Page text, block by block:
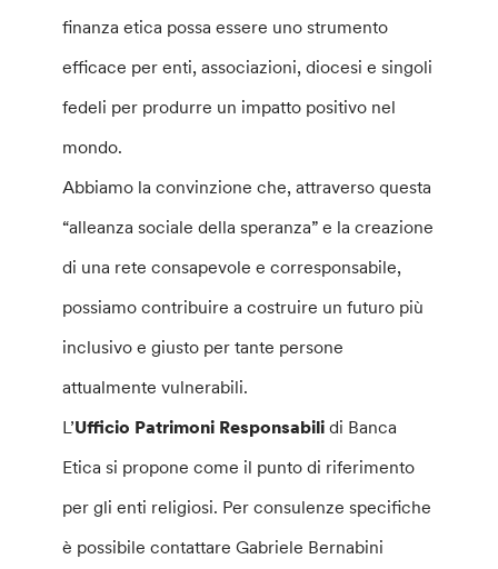
finanza etica possa essere uno strumento
efficace per enti, associazioni, diocesi e singoli
fedeli per produrre un impatto positivo nel
mondo.
Abbiamo la convinzione che, attraverso questa
“alleanza sociale della speranza” e la creazione
di una rete consapevole e corresponsabile,
possiamo contribuire a costruire un futuro più
inclusivo e giusto per tante persone
attualmente vulnerabili.
L’Ufficio Patrimoni Responsabili di Banca
Etica si propone come il punto di riferimento
per gli enti religiosi. Per consulenze specifiche
è possibile contattare Gabriele Bernabini